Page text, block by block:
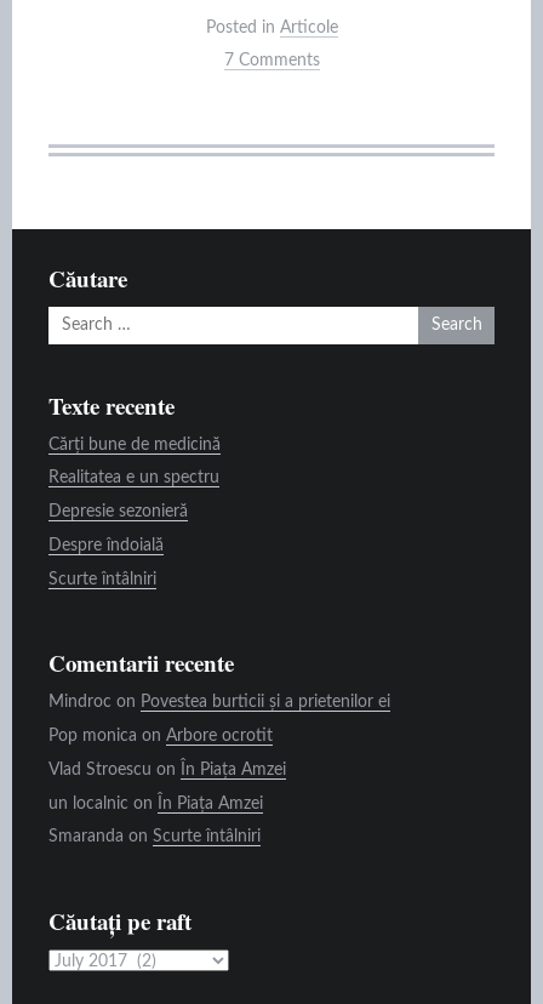
Posted in Articole
7 Comments
Căutare
Search
Texte recente
Cărți bune de medicină
Realitatea e un spectru
Depresie sezonieră
Despre îndoială
Scurte întâlniri
Comentarii recente
Mindroc on Povestea burticii și a prietenilor ei
Pop monica on Arbore ocrotit
Vlad Stroescu on
În Piața Amzei
un localnic on
În Piața Amzei
Smaranda on Scurte întâlniri
Căutați pe raft
Căutați